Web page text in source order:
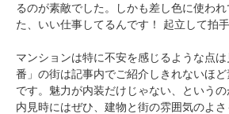
るのが素敵でした。しかも差し色に使わ
た、いい仕事してるんです！ 起立して拍
マンションは特に不安を感じるような点
番」の街は記事内でご紹介しきれないほ
です。魅力が内装だけじゃない、という
内見時にはぜひ、建物と街の雰囲気のよ